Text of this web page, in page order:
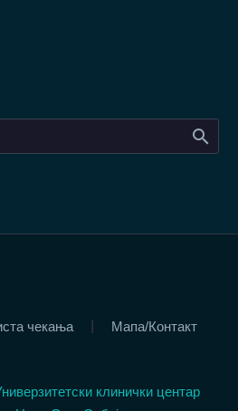
чекања Мапа/Контакт
клинички центар